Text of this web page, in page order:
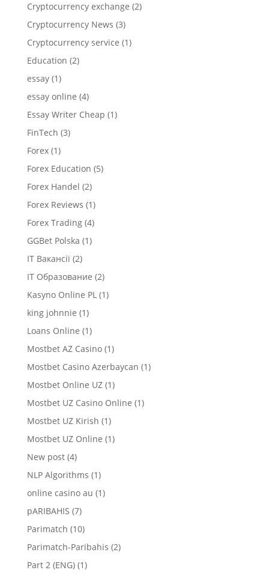
Cryptocurrency exchange (2)
Cryptocurrency News (3)
Cryptocurrency service (1)
Education (2)
essay(1)
essay online (4)
Essay Writer Cheap (1)
FinTech (3)
Forex(1)
Forex Education (5)
Forex Handel (2)
Forex Reviews (1)
Forex Trading(4)
GGBet Polska (1)
IT Вакансії(2)
IT Образование (2)
Kasyno Online PL(1)
king johnnie (1)
Loans Online (1)
Mostbet AZ Casino(1)
Mostbet Casino Azerbaycan (1)
Mostbet Online UZ(1)
Mostbet UZ Casino Online (1)
Mostbet UZ Kirish (1)
Mostbet UZ Online (1)
New post(4)
NLP Algorithms (1)
online casino au (1)
pARIBAHIS (7)
Parimatch (10)
Parimatch-Paribahis (2)
Part 2 (ENG)(1)